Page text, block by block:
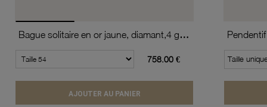
Bague solitaire en or jaune, diamant,4 griffes
758.00 €
AJOUTER AU PANIER
Taille